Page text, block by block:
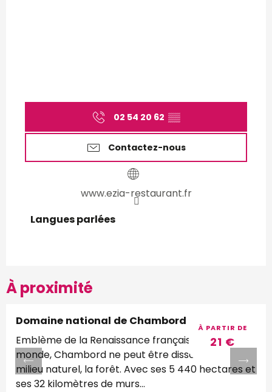
02 54 20 62 ▒▒
Contactez-nous
www.ezia-restaurant.fr
Langues parlées
Langues parlées
À proximité
À PARTIR DE
21 €
Domaine national de Chambord
Emblème de la Renaissance française à travers le
monde, Chambord ne peut être dissocié de son
milieu naturel, la forêt. Avec ses 5 440 hectares et
ses 32 kilomètres de murs...